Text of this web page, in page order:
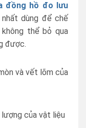
đồng hồ đo lưu
dùng để chế
thể bỏ qua
được.
và vết lõm của
của vật liệu